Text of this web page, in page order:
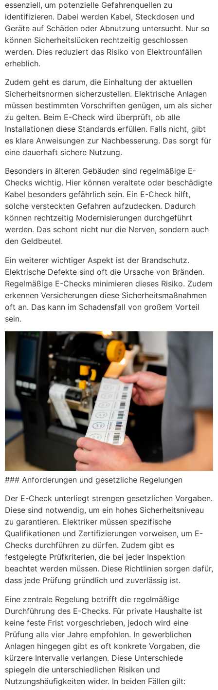
essenziell, um potenzielle Gefahrenquellen zu
identifizieren. Dabei werden Kabel, Steckdosen und
Geräte auf Schäden oder Abnutzung untersucht. Nur so
können Sicherheitslücken rechtzeitig geschlossen
werden. Dies reduziert das Risiko von Elektrounfällen
erheblich.
Zudem geht es darum, die Einhaltung der aktuellen
Sicherheitsnormen sicherzustellen. Elektrische Anlagen
müssen bestimmten Vorschriften genügen, um als sicher
zu gelten. Beim E-Check wird überprüft, ob alle
Installationen diese Standards erfüllen. Falls nicht, gibt
es klare Anweisungen zur Nachbesserung. Das sorgt für
eine dauerhaft sichere Nutzung.
Besonders in älteren Gebäuden sind regelmäßige E-
Checks wichtig. Hier können veraltete oder beschädigte
Kabel besonders gefährlich sein. Ein E-Check hilft,
solche versteckten Gefahren aufzudecken. Dadurch
können rechtzeitig Modernisierungen durchgeführt
werden. Das schont nicht nur die Nerven, sondern auch
den Geldbeutel.
Ein weiterer wichtiger Aspekt ist der Brandschutz.
Elektrische Defekte sind oft die Ursache von Bränden.
Regelmäßige E-Checks minimieren dieses Risiko. Zudem
erkennen Versicherungen diese Sicherheitsmaßnahmen
oft an. Das kann im Schadensfall von großem Vorteil
sein.
### Anforderungen und gesetzliche Regelungen
Der E-Check unterliegt strengen gesetzlichen Vorgaben.
Diese sind notwendig, um ein hohes Sicherheitsniveau
zu garantieren. Elektriker müssen spezifische
Qualifikationen und Zertifizierungen vorweisen, um E-
Checks durchführen zu dürfen. Zudem gibt es
festgelegte Prüfkriterien, die bei jeder Inspektion
beachtet werden müssen. Diese Richtlinien sorgen dafür,
dass jede Prüfung gründlich und zuverlässig ist.
Eine zentrale Regelung betrifft die regelmäßige
Durchführung des E-Checks. Für private Haushalte ist
keine feste Frist vorgeschrieben, jedoch wird eine
Prüfung alle vier Jahre empfohlen. In gewerblichen
Anlagen hingegen gibt es oft konkrete Vorgaben, die
kürzere Intervalle verlangen. Diese Unterschiede
spiegeln die unterschiedlichen Risiken und
Nutzungshäufigkeiten wider. In beiden Fällen gilt: